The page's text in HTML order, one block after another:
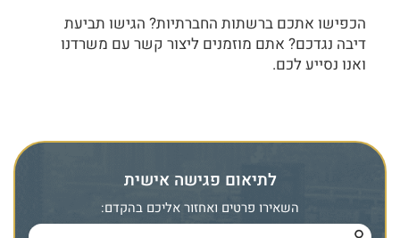
הכפישו אתכם ברשתות החברתיות? הגישו תביעת
דיבה נגדכם? אתם מוזמנים ליצור קשר עם משרדנו
ואנו נסייע לכם.
לתיאום פגישה אישית
השאירו פרטים ואחזור אליכם בהקדם: